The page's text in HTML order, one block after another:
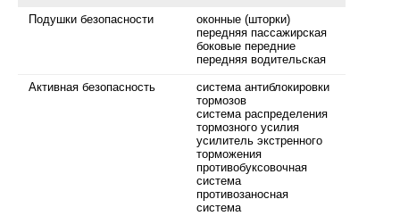
Подушки безопасности
оконные (шторки)
передняя пассажирская
боковые передние
передняя водительская
Активная безопасность
система антиблокировки
тормозов
система распределения
тормозного усилия
усилитель экстренного
торможения
противобуксовочная
система
противозаносная
система